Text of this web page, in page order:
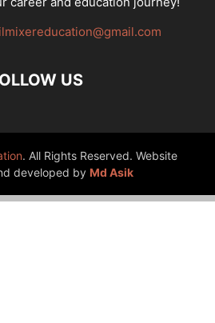
US
. All Rights Reserved. Website
developed by Md Asik